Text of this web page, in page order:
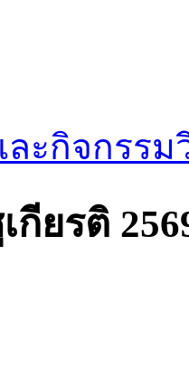
ะกิจกรรม
กียรติ